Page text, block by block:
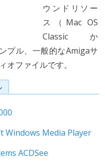
ウンドリソー
ス（Mac OS
Classicか
プル、一般的なAmigaサ
オファイルです。
Windows Media Player
ACDSee